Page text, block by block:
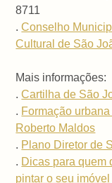
8711
.Conselho
Cultural de São
Mais informações:
.Cartilha de São
. Formação
Roberto Maldos
. Plano Diretor de
. Dicas para quem
pintar o seu imóvel